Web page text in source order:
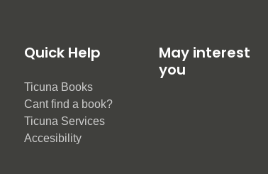
Quick Help
Ticuna Books
Cant find a book?
Ticuna Services
Accesibility
May interest
you